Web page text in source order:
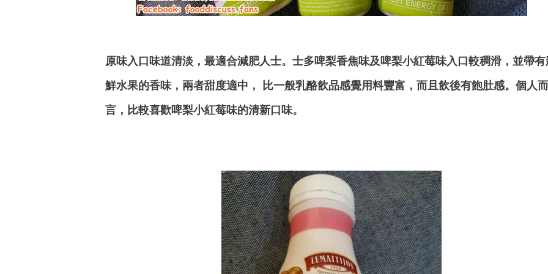
原味入口味道清淡，最適合減肥人士。士多啤梨香焦味及啤梨小紅莓味入口較稠滑，並帶
鮮水果的香味，兩者甜度適中， 比一般乳酪飲品感覺用料豐富，而且飲後有飽肚感。個人而
言，比較喜歡啤梨小紅莓味的清新口味。